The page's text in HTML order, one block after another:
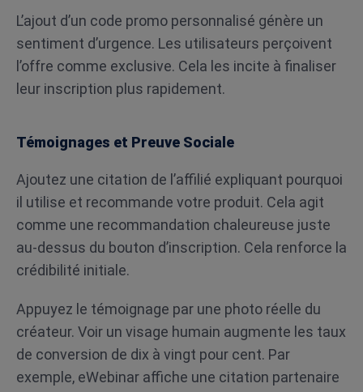
L’ajout d’un code promo personnalisé génère un
sentiment d’urgence. Les utilisateurs perçoivent
l’offre comme exclusive. Cela les incite à finaliser
leur inscription plus rapidement.
Témoignages et Preuve Sociale
Ajoutez une citation de l’affilié expliquant pourquoi
il utilise et recommande votre produit. Cela agit
comme une recommandation chaleureuse juste
au-dessus du bouton d’inscription. Cela renforce la
crédibilité initiale.
Appuyez le témoignage par une photo réelle du
créateur. Voir un visage humain augmente les taux
de conversion de dix à vingt pour cent. Par
exemple, eWebinar affiche une citation partenaire